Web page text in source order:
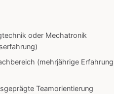
oder Mechatronik
(mehrjährige Erfahrung
Teamorientierung